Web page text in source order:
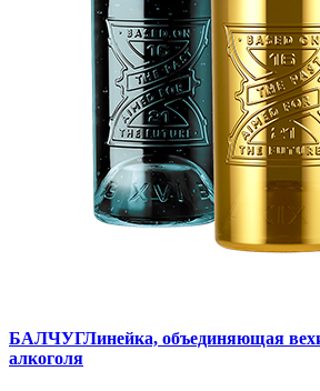
БАЛЧУГЛинейка, объединяющая
алкоголя